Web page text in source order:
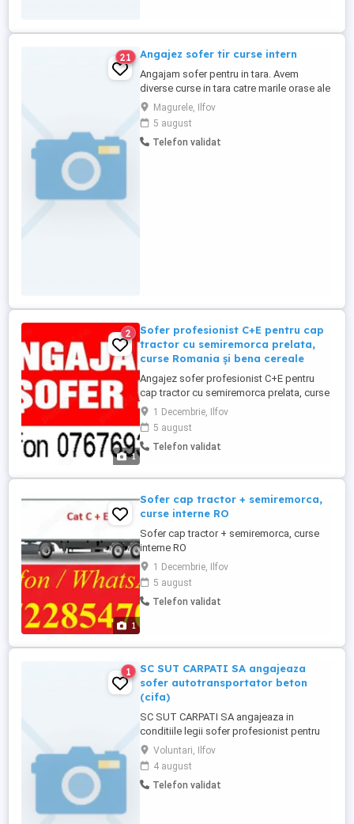
21 Angajez sofer tir curse intern
Angajam sofer pentru in tara. Avem
diverse curse in tara catre marile orase ale
Tari (turda,cluj,bacau,iasi... etc) In general
se transporta marfa diversa si
paletizata,majoritatea marfurilor se
incarca si se descarca la rampa. Necesar
Magurele, Ilfov
5 august
Telefon validat
1
2
Sofer profesionist C+E pentru cap
tractor cu semiremorca prelata,
curse Romania și bena cereale
Angajez sofer profesionist C+E pentru
cap tractor cu semiremorca prelata, curse
Romania și bena cereale . Salariu 6.500 lei
discutabil. Detalii doar la telefon
WhatsApp:
1 Decembrie, Ilfov
5 august
Telefon validat
1
Sofer cap tractor + semiremorca,
curse interne RO
Sofer cap tractor + semiremorca, curse
interne RO
1 Decembrie, Ilfov
5 august
Telefon validat
1
SC SUT CARPATI SA angajeaza
sofer autotransportator beton
(cifa)
SC SUT CARPATI SA angajeaza in
conditiile legii sofer profesionist pentru
autotransportator beton. Se ofera salariu
atractiv, bonuri masa 45 lei si prime de
sarbatori .
Voluntari, Ilfov
4 august
Telefon validat